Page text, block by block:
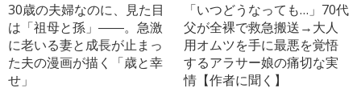
30歳の夫婦なのに、見た目
は「祖母と孫」――。急激
に老いる妻と成長が止まっ
た夫の漫画が描く「歳と幸
せ」
「いつどうなっても…」70代
父が全裸で救急搬送→大人
用オムツを手に最悪を覚悟
するアラサー娘の痛切な実
情【作者に聞く】